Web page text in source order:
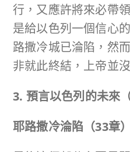
行，又應許將來必帶
是給以色列一個信心
路撒冷城已淪陷，然
非就此終結，上帝並
3. 預言以色列的未來
耶路撒冷淪陷（33章）